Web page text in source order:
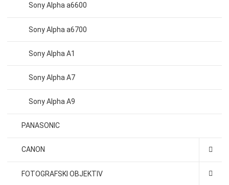
Sony Alpha a6600
Sony Alpha a6700
Sony Alpha A1
Sony Alpha A7
Sony Alpha A9
PANASONIC
CANON
FOTOGRAFSKI OBJEKTIV